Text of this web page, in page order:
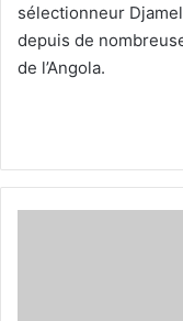
sélectionneur
depuis de
de l’Angola.